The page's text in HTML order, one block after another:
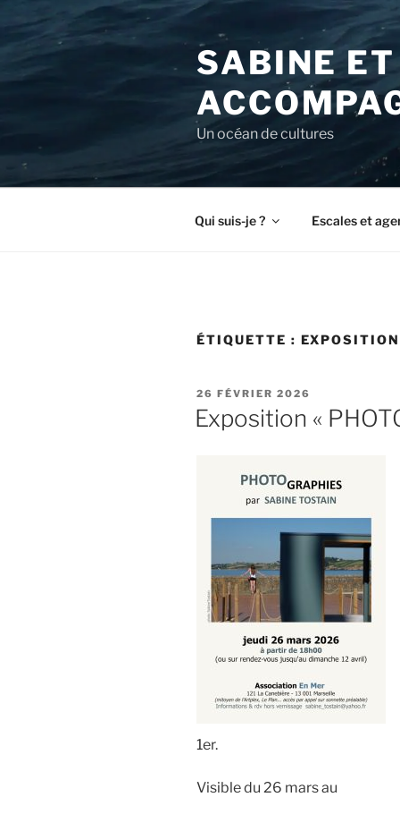
contenu
principal
SABINE
Un océan de cultures
Qui suis-je ? Escales et
ÉTIQUETTE : EXPOSITION
PUBLIÉ
LE
26 FÉVRIER 2026
Exposition «
1er.
Visible du 26 mars au